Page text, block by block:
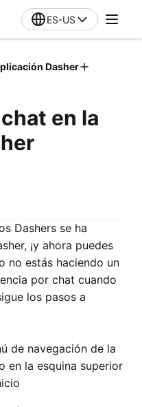
ES-US
Dasher
en la
Dashers se ha
¡y ahora puedes
no estás haciendo un
por chat cuando
los pasos a
de navegación de la
en la esquina superior